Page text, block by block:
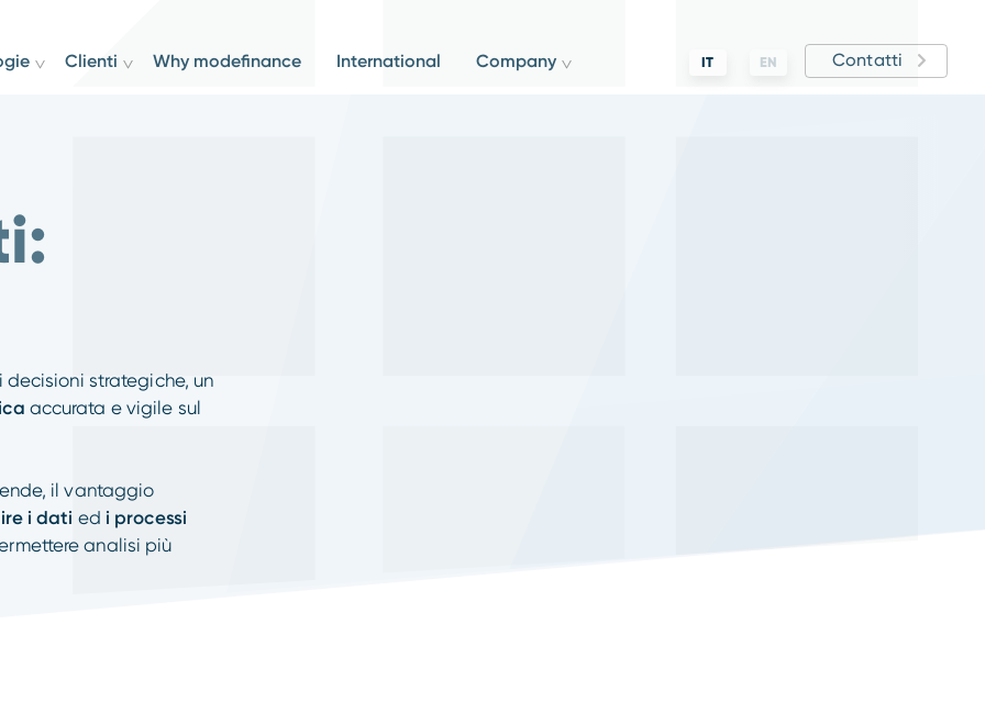
IT EN Contatti
Clienti Why modefinance International Company
strategiche, un
accurata e vigile sul
il vantaggio
i dati ed i processi
analisi più